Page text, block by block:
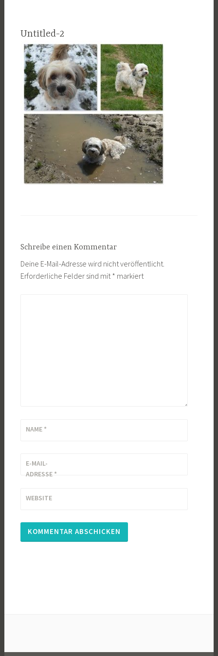
Untitled-2
Schreibe einen Kommentar
Deine E-Mail-Adresse wird nicht veröffentlicht.
Erforderliche Felder sind mit * markiert
NAME *
E-MAIL-
ADRESSE *
WEBSITE